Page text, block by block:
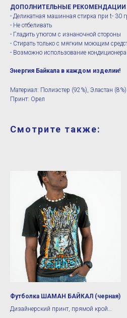
ДОПОЛНИТЕЛЬНЫЕ РЕКОМЕНДАЦИИ
- Деликатная машинная стирка при t- 30
- Не отбеливать
- Гладить утюгом с изнаночной стороны
- Стирать только с мягким моющим
- Возможно использование кондиционера
Энергия Байкала в каждом изделии!
Материал: Полиэстер (92%), Эластан (8%)
Принт: Орел
Смотрите также:
Футболка ШАМАН БАЙКАЛ (черная)
Дизайнерский принт, прямой крой